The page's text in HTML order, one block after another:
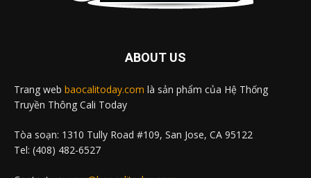
ABOUT US
Trang web baocalitoday.com là sản phẩm của Hệ Thống
Truyền Thông Cali Today
Tòa soạn: 1310 Tully Road #109, San Jose, CA 95122
Tel: (408) 482-6527